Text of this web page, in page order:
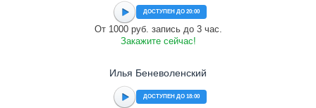
ДОСТУПЕН ДО 20:00
От 1000 руб. запись до 3 час.
Закажите сейчас!
Илья Беневоленский
ДОСТУПЕН ДО 18:00